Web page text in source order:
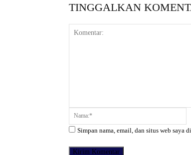
TINGGALKAN
Komentar:
Simpan nama, email, dan situs web saya